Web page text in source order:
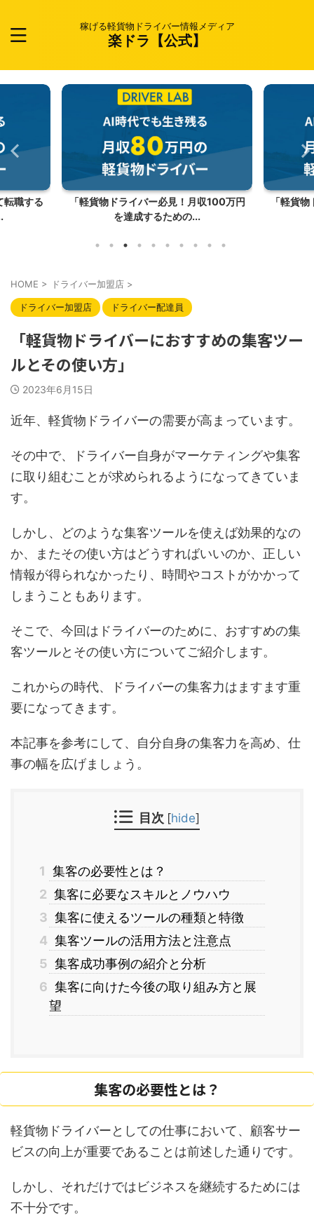
稼げる軽貨物ドライバー情報メディア
楽ドラ【公式】
転職する
「軽貨物ドライバー必見！月収100万円
を達成するための...
「軽貨
HOME > ドライバー加盟店 >
ドライバー加盟店 ドライバー配達員
「軽貨物ドライバーにおすすめの集客ツー
ルとその使い方」
2023年6月15日
近年、軽貨物ドライバーの需要が高まっています。
その中で、ドライバー自身がマーケティングや集客
に取り組むことが求められるようになってきていま
す。
しかし、どのような集客ツールを使えば効果的なの
か、またその使い方はどうすればいいのか、正しい
情報が得られなかったり、時間やコストがかかって
しまうこともあります。
そこで、今回はドライバーのために、おすすめの集
客ツールとその使い方についてご紹介します。
これからの時代、ドライバーの集客力はますます重
要になってきます。
本記事を参考にして、自分自身の集客力を高め、仕
事の幅を広げましょう。
目次 [hide]
1 集客の必要性とは？
2 集客に必要なスキルとノウハウ
3 集客に使えるツールの種類と特徴
4 集客ツールの活用方法と注意点
5 集客成功事例の紹介と分析
6 集客に向けた今後の取り組み方と展
望
集客の必要性とは？
軽貨物ドライバーとしての仕事において、顧客サー
ビスの向上が重要であることは前述した通りです。
しかし、それだけではビジネスを継続するためには
不十分です。